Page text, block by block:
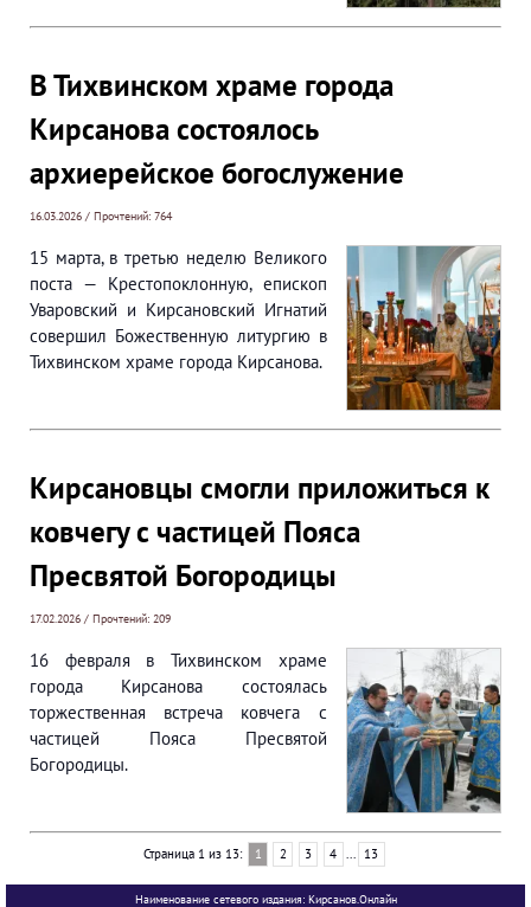
В Тихвинском храме города
Кирсанова состоялось
архиерейское богослужение
16.03.2026 / Прочтений: 764
15 марта, в третью неделю Великого
поста — Крестопоклонную, епископ
Уваровский и Кирсановский Игнатий
совершил Божественную литургию в
Тихвинском храме города Кирсанова.
Кирсановцы смогли приложиться к
ковчегу с частицей Пояса
Пресвятой Богородицы
17.02.2026 / Прочтений: 209
16 февраля в Тихвинском храме
города Кирсанова состоялась
торжественная встреча ковчега с
частицей Пояса Пресвятой
Богородицы.
Страница 1 из 13: 1 2 3 4 ... 13
Наименование сетевого издания: Кирсанов.Онлайн